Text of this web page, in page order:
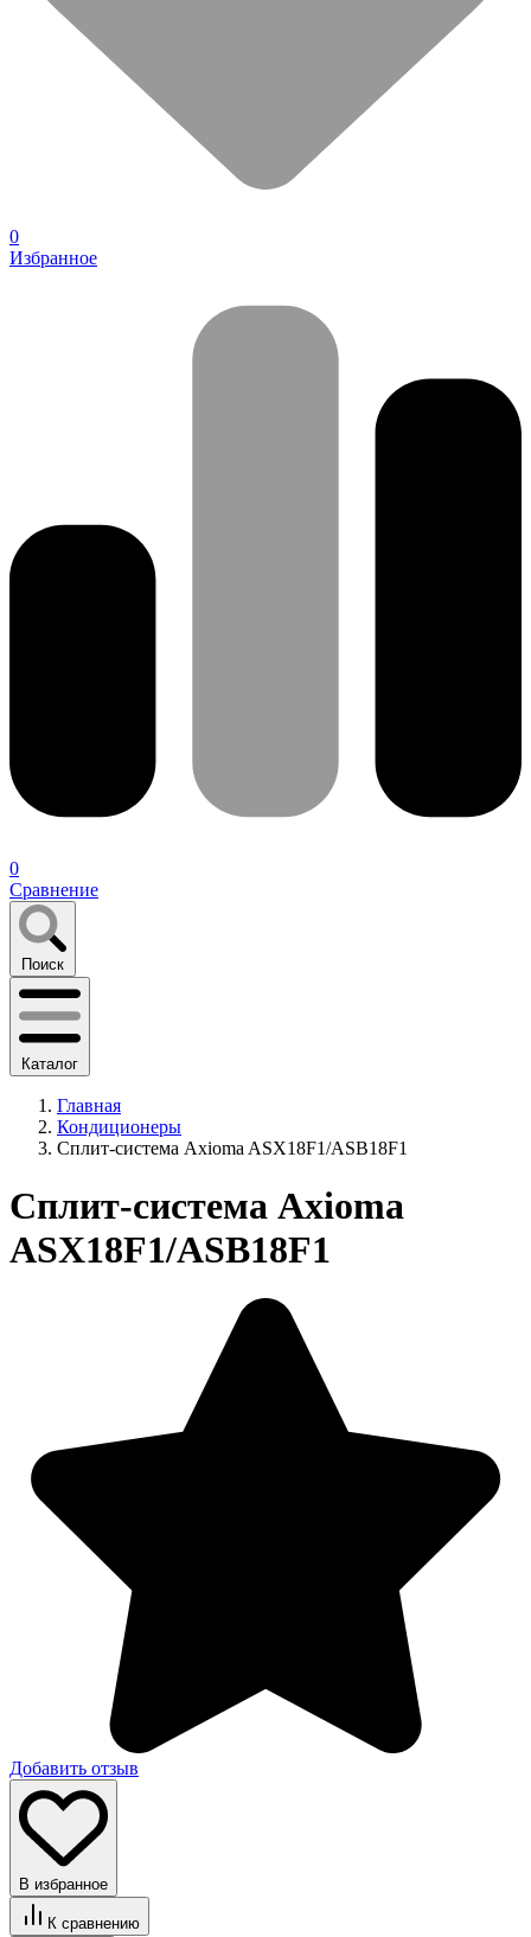
0
Избранное
0
Сравнение
Поиск
Каталог
Главная
Кондиционеры
Сплит-система Axioma ASX18F1/ASB18F1
Сплит-система Axioma
ASX18F1/ASB18F1
Добавить отзыв
В избранное
К сравнению